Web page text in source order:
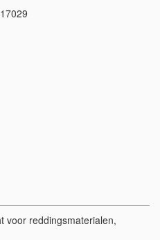
voor reddingsmaterialen,